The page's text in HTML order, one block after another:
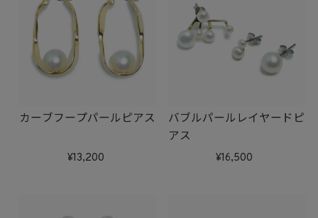
カーブフープパールピアス
13,200
バブルパールレイヤードピ
アス
16,500